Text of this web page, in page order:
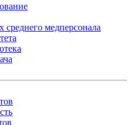
среднего медперсонала